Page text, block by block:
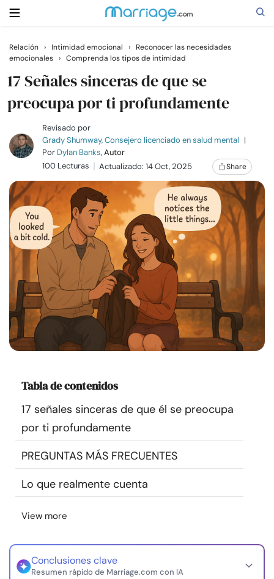
Buscar
Casarse
Relaciones
Familia
Ayuda
Cursos
Recursos
Comunidad
Idioma
Sobre nosotros Contáctanos Escríbenos
Publicidad con
nosotros
© Copyright 2026. Todos los derechos reservados.
Relación › Intimidad emocional ›
Reconocer las necesidades
emocionales › Comprenda los tipos de intimidad
17 Señales sinceras de que se
preocupa por ti profundamente
Revisado por
Grady Shumway, Consejero licenciado en salud mental |
Por Dylan Banks, Autor
100 Lecturas
Actualizado: 14 Oct, 2025 Share
Tabla de contenidos
17 señales sinceras de que él se preocupa
por ti profundamente
PREGUNTAS MÁS FRECUENTES
Lo que realmente cuenta
View more
Conclusiones clave
Resumen rápido de Marriage.com con IA